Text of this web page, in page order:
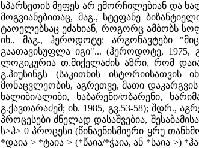
სპარსეთის მეფეს არ ემორჩილებიან და
მოგვიანებითაც, მაგ., სტეფანე
ტაოელებსაც ეძახიან, როგორც ამბობს
იხ., მაგ., ჰეროდოტე: არგონავტები
გაათავისუფლა იგი"... (ჰეროდოტე, 1975,
ლოგიკურია თ.მიქელაძის აზრი, რომ
გ.ჰიუსინგს (საკითხის
მონაცვლეობის, აგრეთვე, მათი
ხალიბი/ალიბი, ხაბარენი/ობარენი,
გ.ქავთარაძემ; იხ. 1985, გვ.53-58); შდრ.,
პროცესები ძნელად დასაშვებია,
ს>ჰ> 0 პროცესი (წინაენისმიერი ყრუ
*დაია > *ტაია > (*წაია/*ჭაია, ან *საია >)